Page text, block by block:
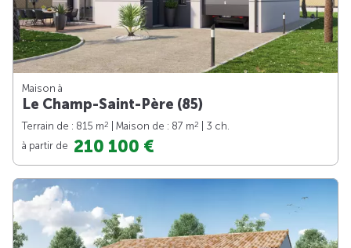
Maison à
Le Champ-Saint-Père (85)
Terrain de : 815 m2 | Maison de : 87 m2
| 3 ch.
à partir de 210 100 €